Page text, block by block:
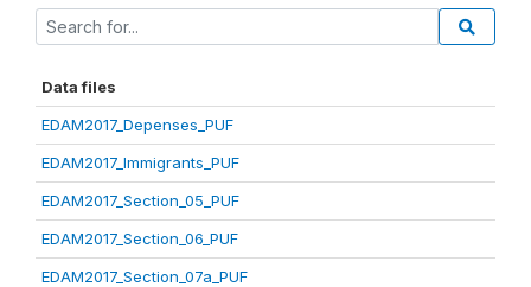
Data files
EDAM2017_Depenses_PUF
EDAM2017_Immigrants_PUF
EDAM2017_Section_05_PUF
EDAM2017_Section_06_PUF
EDAM2017_Section_07a_PUF